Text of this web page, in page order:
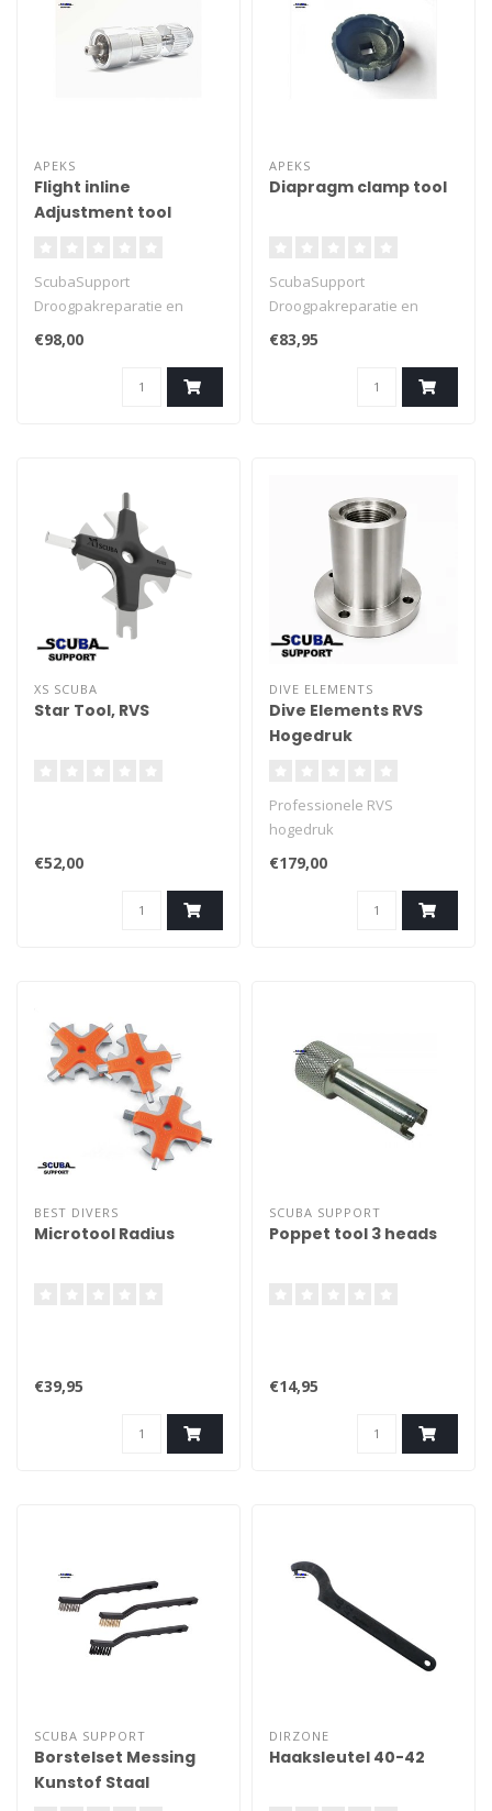
APEKS
Flight inline
Adjustment tool
ScubaSupport
Droogpakreparatie en
servicetools
€98,00
APEKS
Diapragm clamp tool
ScubaSupport
Droogpakreparatie en
servicetools
€83,95
XS SCUBA
Star Tool, RVS
€52,00
DIVE ELEMENTS
Dive Elements RVS
Hogedruk
Professionele RVS
hogedruk
werkbankaansluiting voor
het afstellen en testen van
ademautomaten. Voorzien
van G3/4 bovendraad, G1/4
€179,00
BEST DIVERS
Microtool Radius
€39,95
SCUBA SUPPORT
Poppet tool 3 heads
€14,95
SCUBA SUPPORT
Borstelset Messing
Kunstof Staal
DIRZONE
Haaksleutel 40-42